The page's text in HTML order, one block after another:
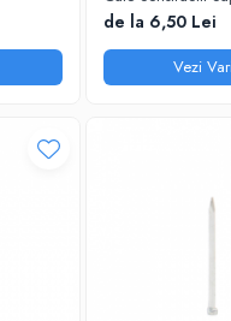
de la 6,50 Lei
Vezi